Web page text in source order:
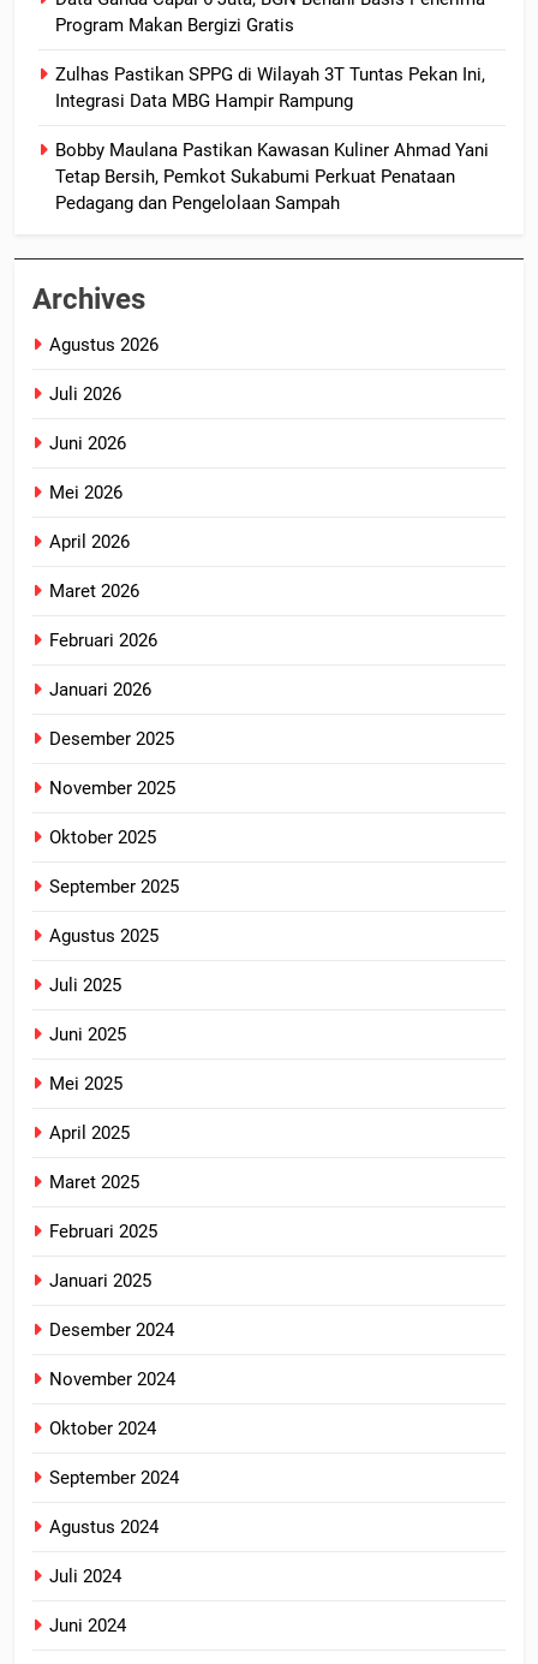
Program Makan Bergizi Gratis
Zulhas Pastikan SPPG di Wilayah 3T Tuntas Pekan Ini,
Integrasi Data MBG Hampir Rampung
Bobby Maulana Pastikan Kawasan Kuliner Ahmad Yani
Tetap Bersih, Pemkot Sukabumi Perkuat Penataan
Pedagang dan Pengelolaan Sampah
Archives
Agustus 2026
Juli 2026
Juni 2026
Mei 2026
April 2026
Maret 2026
Februari 2026
Januari 2026
Desember 2025
November 2025
Oktober 2025
September 2025
Agustus 2025
Juli 2025
Juni 2025
Mei 2025
April 2025
Maret 2025
Februari 2025
Januari 2025
Desember 2024
November 2024
Oktober 2024
September 2024
Agustus 2024
Juli 2024
Juni 2024